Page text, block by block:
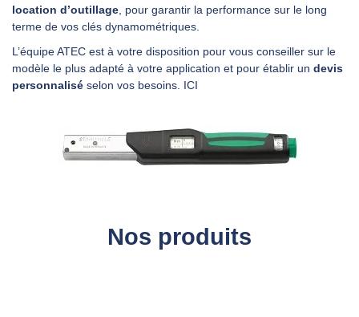
location d’outillage , pour garantir la performance sur le long
terme de vos clés dynamométriques.
L’équipe ATEC est à votre disposition pour vous conseiller sur le
modèle le plus adapté à votre application et pour établir un devis
personnalisé selon vos besoins. ICI
Nos produits